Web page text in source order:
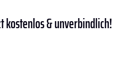
kostenlos & unverbindlich!